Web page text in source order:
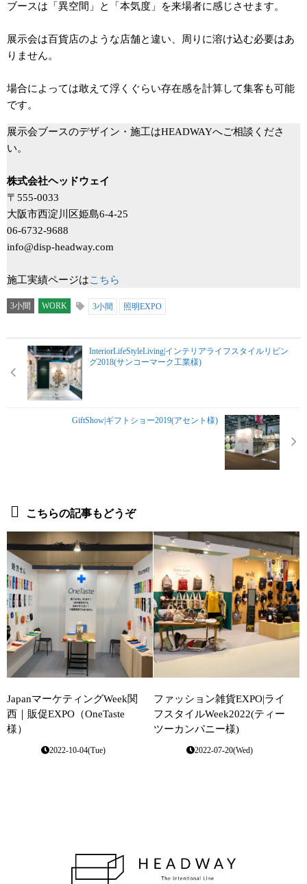
ブースは「異空間」と「本気度」を来場者に感じさせます。
展示会は百貨店のような店舗と違い、周りに溶け込む必要はあ
りません。
場合によっては敢えて浮くぐらい存在感を計算して集客も可能
です。
展示会ブースのデザイン・施工はHEADWAYへご相談くださ
い。
株式会社ヘッドウェイ
〒555-0033
大阪市西淀川区姫島6-4-25
06-6732-9688
info@disp-headway.com
施工実績ページはこちら
3小間 WORK 3小間 照明EXPO
InteriorLifeStyleLiving|インテリアライフスタイルリビン
グ2018(サンコーマーク工業様)
GiftShow|ギフトショー2019(アセント様)
こちらの記事もどうぞ
JapanマーケティングWeek関
西｜販促EXPO（OneTaste
様）
2022-10-04(Tue)
ファッション雑貨EXPO|ライ
フスタイルWeek2022(ティー
ツーカンパニー様)
2022-07-20(Wed)